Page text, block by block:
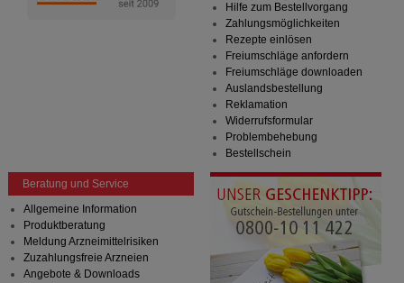
Hilfe zum Bestellvorgang
Zahlungsmöglichkeiten
Rezepte einlösen
Freiumschläge anfordern
Freiumschläge downloaden
Auslandsbestellung
Reklamation
Widerrufsformular
Problembehebung
Bestellschein
Beratung und Service
Allgemeine Information
Produktberatung
Meldung Arzneimittelrisiken
Zuzahlungsfreie Arzneien
Angebote & Downloads